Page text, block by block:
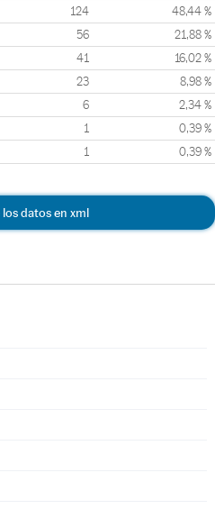
124 48,44 %
56 21,88 %
41 16,02 %
23 8,98 %
6 2,34 %
1 0,39 %
1 0,39 %
datos en xml